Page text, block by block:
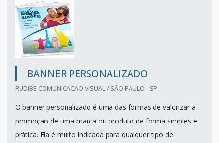
BANNER PERSONALIZADO
RUDIBE COMUNICACAO VISUAL / SÃO PAULO - SP
O banner personalizado é uma das formas de valorizar a
promoção de uma marca ou produto de forma simples e
prática. Ela é muito indicada para qualquer tipo de